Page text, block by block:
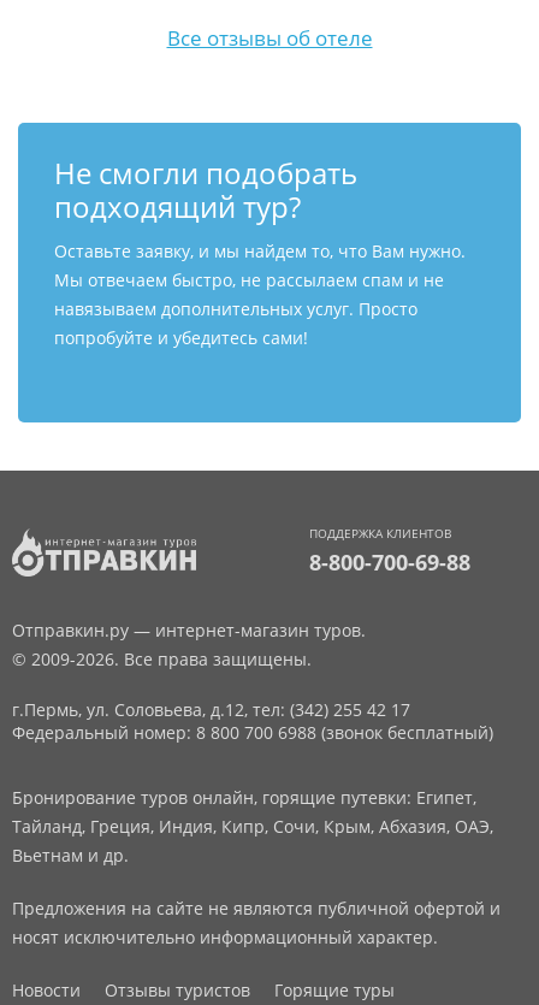
Все отзывы об отеле
Не смогли подобрать
подходящий тур?
Оставьте заявку, и мы найдем то, что Вам нужно.
Мы отвечаем быстро, не рассылаем спам и не
навязываем дополнительных услуг. Просто
попробуйте и убедитесь сами!
ПОДДЕРЖКА КЛИЕНТОВ
8-800-700-69-88
Отправкин.ру — интернет-магазин туров.
© 2009-2026. Все права защищены.
г.Пермь, ул. Соловьева, д.12, тел: (342) 255 42 17
Федеральный номер: 8 800 700 6988 (звонок бесплатный)
Бронирование туров онлайн, горящие путевки: Египет,
Тайланд, Греция, Индия, Кипр, Сочи, Крым, Абхазия, ОАЭ,
Вьетнам и др.
Предложения на сайте не являются публичной офертой и
носят исключительно информационный характер.
Новости Отзывы туристов Горящие туры